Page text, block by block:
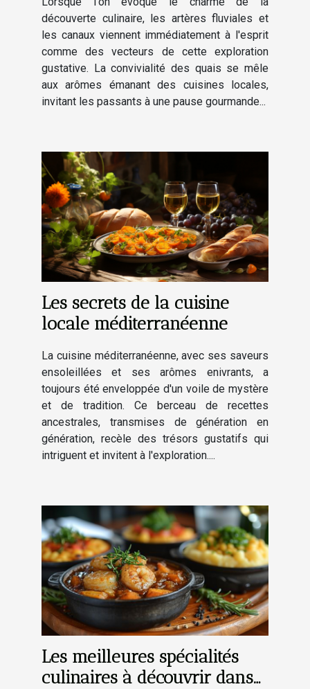
canal
découverte culinaire, les artères fluviales et
les canaux viennent immédiatement à l'esprit
comme des vecteurs de cette exploration
gustative. La convivialité des quais se mêle
aux arômes émanant des cuisines locales,
invitant les passants à une pause gourmande...
Les secrets de la cuisine
locale méditerranéenne
La cuisine méditerranéenne, avec ses saveurs
ensoleillées et ses arômes enivrants, a
toujours été enveloppée d'un voile de mystère
et de tradition. Ce berceau de recettes
ancestrales, transmises de génération en
génération, recèle des trésors gustatifs qui
intriguent et invitent à l'exploration....
Les meilleures spécialités
culinaires à découvrir dans